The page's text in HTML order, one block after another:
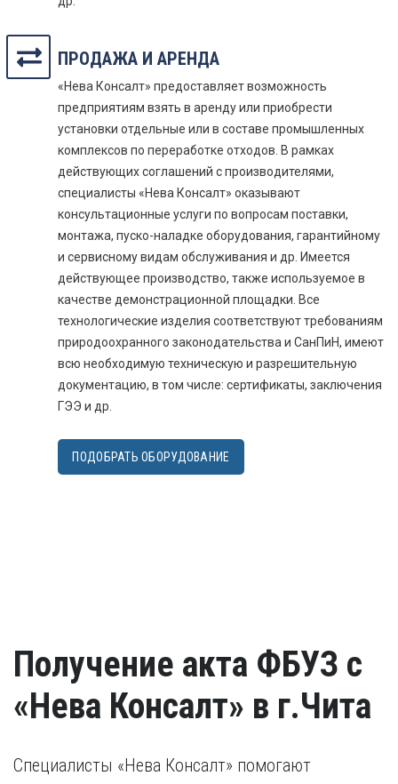
ПРОДАЖА И АРЕНДА
«Нева Консалт» предоставляет возможность
предприятиям взять в аренду или приобрести
установки отдельные или в составе промышленных
комплексов по переработке отходов. В рамках
действующих соглашений с производителями,
специалисты «Нева Консалт» оказывают
консультационные услуги по вопросам поставки,
монтажа, пуско-наладке оборудования, гарантийному
и сервисному видам обслуживания и др. Имеется
действующее производство, также используемое в
качестве демонстрационной площадки. Все
технологические изделия соответствуют требованиям
природоохранного законодательства и СанПиН, имеют
всю необходимую техническую и разрешительную
документацию, в том числе: сертификаты, заключения
ГЭЭ и др.
ПОДОБРАТЬ ОБОРУДОВАНИЕ
Получение акта ФБУЗ с
«Нева Консалт» в г.Чита
Специалисты «Нева Консалт» помогают